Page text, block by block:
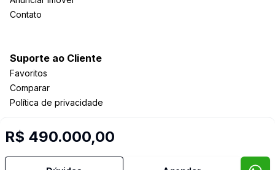
R$ 490.000,00
Contato
Suporte ao Cliente
Favoritos
Comparar
Política de privacidade
Selo de Tecnologia Loft